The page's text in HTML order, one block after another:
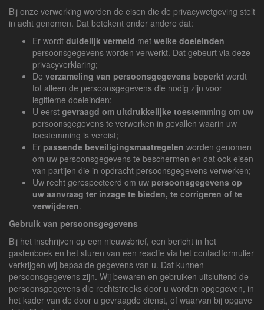
Bij onze verwerking worden de eisen die de privacywetgeving stelt
in acht genomen. Dat betekent onder andere dat:
Er wordt duidelijk vermeld met welke doeleinden
persoonsgegevens worden verwerkt. Dat gebeurt via deze
privacyverklaring;
De verzameling van persoonsgegevens beperkt wordt
tot alleen de persoonsgegevens die nodig zijn voor
legitieme doeleinden;
U eerst gevraagd om uitdrukkelijke toestemming om uw
persoonsgegevens te verwerken in gevallen waarin uw
toestemming is vereist;
Er passende beveiligingsmaatregelen worden genomen
om uw persoonsgegevens te beschermen en dat ook eisen
van partijen die in opdracht persoonsgegevens verwerken;
Uw recht gerespecteerd om uw persoonsgegevens op
uw aanvraag ter inzage te bieden, te corrigeren of te
verwijderen.
Gebruik van persoonsgegevens
Bij het inschrijven op een nieuwsbrief, een bericht in het
gastenboek en het sturen van een reactie via het contactformulier
verkrijgen wij bepaalde gegevens van u. Dat kunnen
persoonsgegevens zijn. Wij bewaren en gebruiken uitsluitend de
persoonsgegevens die rechtstreeks door u worden opgegeven, in
het kader van de door u gevraagde dienst, of waarvan bij opgave